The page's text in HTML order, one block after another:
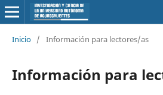
Inicio / Información para lectores/as
Información para